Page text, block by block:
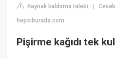
Kaynak kaldırma talebi |
hepsiburada.com
Pişirme kağıdı tek